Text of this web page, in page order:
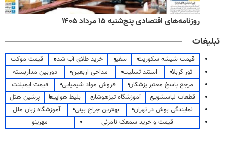
روزنامه‌های اقتصادی پنج‌شنبه ۱۵ مرداد ۱۴۰۵
تبلیغات
قیمت شیشه سکوریت سفیر خرید طلای آب شده
قیمت موکت
تور کربلا
استند تسلیت مداحی اربعین
دوربین مداربسته
مرجع پاسخ معتبر پزشکان
فروش مواد شیمیایی
قیمت ایمپلنت
قطعات لباسشویی
آموزشگاه تیزهوشان بلیط هواپیما
پرشین هتل
نمایندگی بوش در تهران
بهترین جراح بینی
آموزشگاه زبان ملل
قیمت و خرید سمعک نامرئی
مهرینو